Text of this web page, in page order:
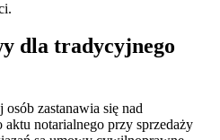
dla tradycyjnego
zastanawia się nad
notarialnego przy sprzedaży